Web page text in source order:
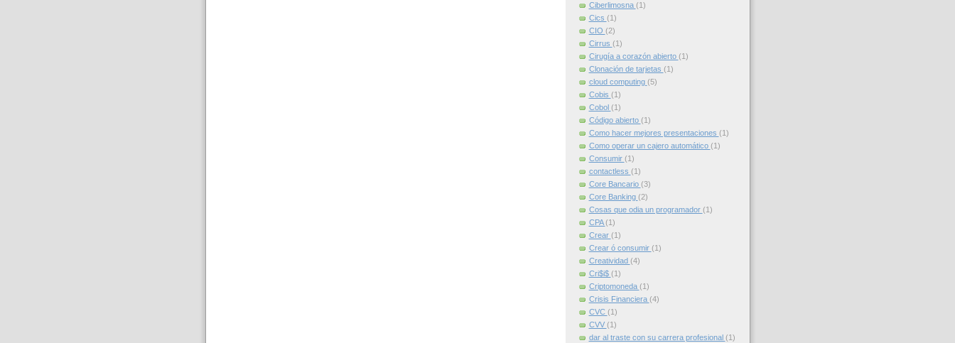
Ciberlimosna (1)
Cics (1)
CIO (2)
Cirrus (1)
Cirugía a corazón abierto (1)
Clonación de tarjetas (1)
cloud computing (5)
Cobis (1)
Cobol (1)
Código abierto (1)
Como hacer mejores presentaciones (1)
Como operar un cajero automático (1)
Consumir (1)
contactless (1)
Core Bancario (3)
Core Banking (2)
Cosas que odia un programador (1)
CPA(1)
Crear (1)
Crear ó consumir (1)
Creatividad (4)
Cri$i$ (1)
Criptomoneda (1)
Crisis Financiera (4)
CVC (1)
CVV (1)
dar al traste con su carrera profesional (1)